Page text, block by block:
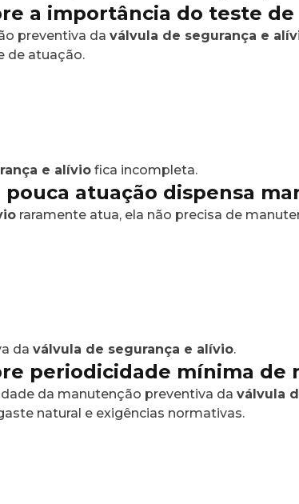
a importância do teste de
preventiva daválvula de segurança e
de atuação.
e alívio fica incompleta.
atuação dispensa
raramente atua, ela não precisa de
daválvula de segurança e alívio.
periodicidade mínima de
da manutenção preventiva daválvula
natural e exigências normativas.